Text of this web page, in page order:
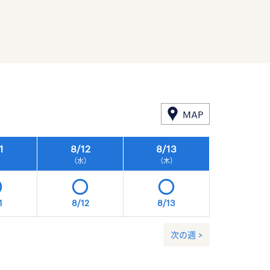
MAP
8/12
（水）
8/13
（木）
8/12 8/13
次の週 >